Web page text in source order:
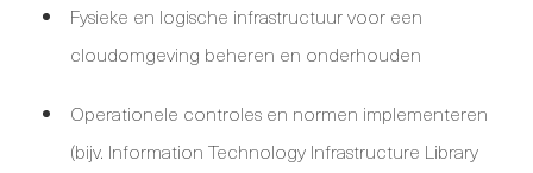
Fysieke en logische infrastructuur voor een
cloudomgeving beheren en onderhouden
Operationele controles en normen implementeren
(bijv. Information Technology Infrastructure Library